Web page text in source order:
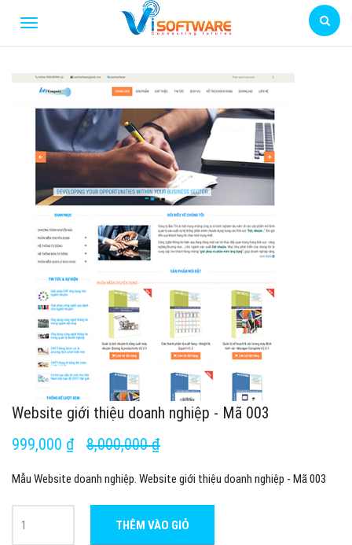
Website giới thiệu doanh nghiệp - Mã 003
999,000 ₫
8,000,000 ₫
Mẫu Website doanh nghiệp. Website giới thiệu doanh nghiệp - Mã 003
THÊM VÀO GIỎ